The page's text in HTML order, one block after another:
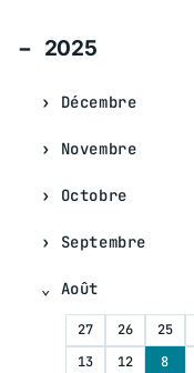
2025
Décembre
Novembre
Octobre
Septembre
Août
27 26 25
13
12 8